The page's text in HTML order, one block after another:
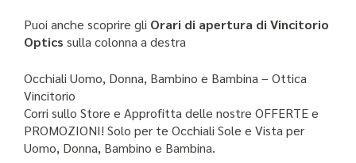
Puoi anche scoprire gli Orari di apertura di Vincitorio
Optics sulla colonna a destra
Occhiali Uomo, Donna, Bambino e Bambina – Ottica
Vincitorio
Corri sullo Store e Approfitta delle nostre OFFERTE e
PROMOZIONI! Solo per te Occhiali Sole e Vista per
Uomo, Donna, Bambino e Bambina.